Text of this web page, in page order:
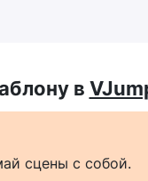
в
сцены с собой.